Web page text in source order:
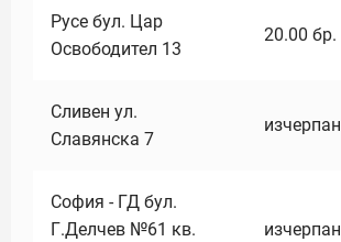
Русе бул. Цар
Освободител 13
20.00 бр.
Сливен ул.
Славянска 7
изчерпан
София - ГД бул.
Г.Делчев №61 кв.
изчерпан